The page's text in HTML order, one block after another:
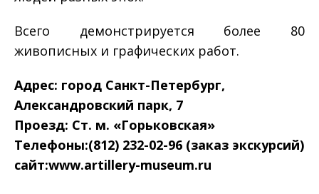
Всего демонстрируется более 80
живописных и графических работ.
Адрес: город Санкт-Петербург,
Александровский парк, 7
Проезд: Ст. м. «Горьковская»
Телефоны:(812) 232-02-96 (заказ экскурсий)
сайт:www.artillery-museum.ru